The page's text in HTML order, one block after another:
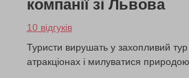
компанії зі Львова
10 відгуків
Туристи вирушать у захопливий
атракціонах і милуватися